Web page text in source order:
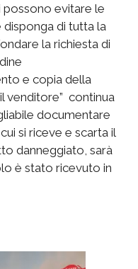
possono evitare le
di tutta la
la richiesta di
e copia della
venditore” continua
documentare
si riceve e scarta il
danneggiato, sarà
è stato ricevuto in